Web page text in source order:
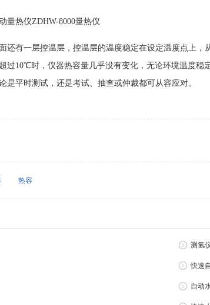
量热仪ZDHW-8000量热仪
还有一层控温层，控温层的温度稳定在设定温度点上
过10℃时，仪器热容量几乎没有变化，无论环境温度
是平时测试，还是考试、抽查或仲裁都可从容应对。
热容
测氢
快速
自动